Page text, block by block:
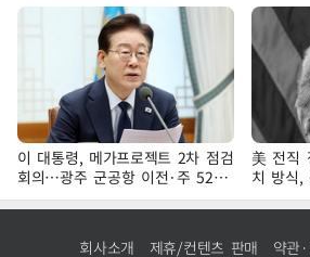
이 대통령, 메가프로젝트 2차 점검
회의…광주 군공항 이전·주 52시
간 예외 등 논의
美 전직
치 방식,
회사소개 제휴/컨텐츠 판매 약관